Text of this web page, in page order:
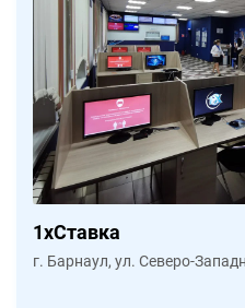
1xСтавка
г. Барнаул, ул. Северо-